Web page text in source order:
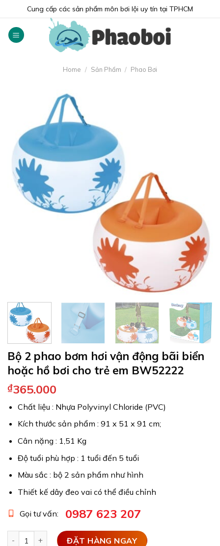
to
content
Cung cấp các sản phẩm môn bơi lội uy tín tại TPHCM
Home / Sản Phẩm / Phao Bơi
Bộ 2 phao bơm hơi vận động bãi biển
hoặc hồ bơi cho trẻ em BW52222
₫365.000
Chất liệu : Nhựa Polyvinyl Chloride (PVC)
Kích thước sản phẩm : 91 x 51 x 91 cm;
Cân nặng : 1,51 Kg
Độ tuổi phù hợp : 1 tuổi đến 5 tuổi
Màu sắc : bộ 2 sản phẩm như hình
Thiết kế dây đeo vai có thể điều chỉnh
Gọi tư vấn: 0987 623 207
Bộ 2 phao bơm hơi vận động bãi biển hoặc hồ bơi cho trẻ
ĐẶT HÀNG NGAY